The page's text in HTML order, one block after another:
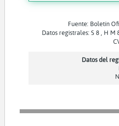
Fuente: Boletín
Datos registrales: S 8 , H
Datos del